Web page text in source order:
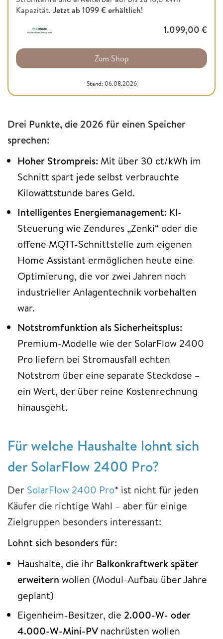
Kapazität. Jetzt ab1099 € erhältlich!
1.099,00 €
Zum Shop
Stand: 06.08.2026
Drei Punkte, die 2026 für einen Speicher
sprechen:
Hoher Strompreis: Mit über 30 ct/kWh im
Schnitt spart jede selbst verbrauchte
Kilowattstunde bares Geld.
Intelligentes Energiemanagement: KI-
Steuerung wie Zendures „Zenki“ oder die
offene MQTT-Schnittstelle zum eigenen
Home Assistant ermöglichen heute eine
Optimierung, die vor zwei Jahren noch
industrieller Anlagentechnik vorbehalten
war.
Notstromfunktion als Sicherheitsplus:
Premium-Modelle wie der SolarFlow 2400
Pro liefern bei Stromausfall echten
Notstrom über eine separate Steckdose –
ein Wert, der über reine Kostenrechnung
hinausgeht.
Für welche Haushalte lohnt sich
der SolarFlow 2400 Pro?
Der SolarFlow 2400 Pro* ist nicht für jeden
Käufer die richtige Wahl – aber für einige
Zielgruppen besonders interessant:
Lohnt sich besonders für:
Haushalte, die ihr Balkonkraftwerk später
erweitern wollen (Modul-Aufbau über Jahre
geplant)
Eigenheim-Besitzer, die 2.000-W- oder
4.000-W-Mini-PVnachrüsten wollen